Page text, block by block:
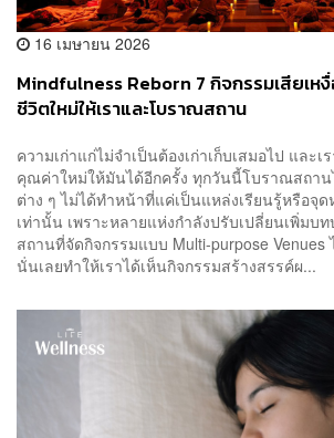
16 เมษายน 2026
Mindfulness Reborn 7 กิจกรรมเสียเห
ชีวิตใหม่ให้เราและโบราณสถาน
ความเก่าแก่ไม่จำเป็นต้องเก่าเก็บเสมอไป และเ
คุณค่าใหม่ให้มันได้อีกครั้ง ทุกวันนี้โบราณสถา
ต่าง ๆ ไม่ได้ทำหน้าที่แค่เป็นแหล่งเรียนรู้หรือจุด
เท่านั้น เพราะหลายแห่งกำลังปรับเปลี่ยนเพิ่มบ
สถานที่จัดกิจกรรมแบบ Multi-purpose Venues
นั่นเลยทำให้เราได้เห็นกิจกรรมสร้างสรรค์ผ...